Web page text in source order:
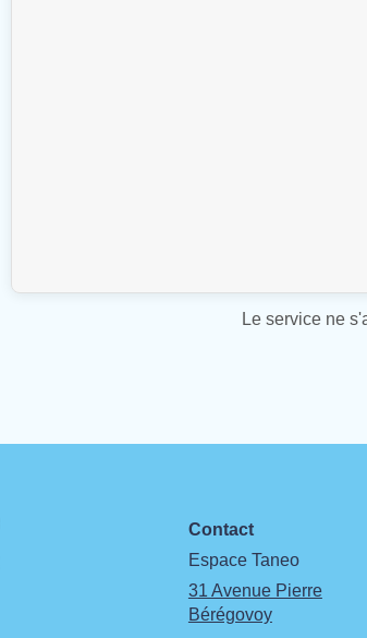
Le service ne
Contact
Espace Taneo
31 Avenue Pierre
Bérégovoy